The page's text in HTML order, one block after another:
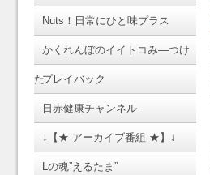
Nuts！日常にひと味プラス
かくれんぼのイイトコみ―つけ
たプレイバック
日赤健康チャンネル
↓【★ アーカイブ番組 ★】↓
Lの魂”えるたま”